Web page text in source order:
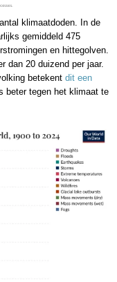
klimaatdoden. In de
gemiddeld 475
en hittegolven.
dan 20 duizend per jaar.
betekent dit een
beter tegen het klimaat te